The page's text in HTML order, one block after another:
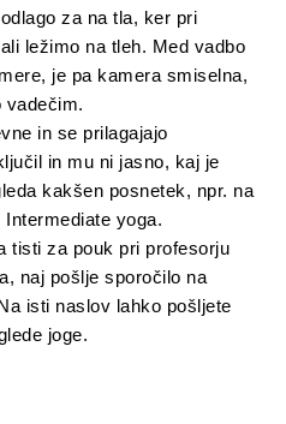
za na tla, ker pri
ležimo na tleh. Med vadbo
je pa kamera smiselna,
vadečim.
in se prilagajajo
in mu ni jasno, kaj je
kakšen posnetek, npr. na
yoga.
tisti za pouk pri profesorju
naj pošlje sporočilo na
isti naslov lahko pošljete
joge.